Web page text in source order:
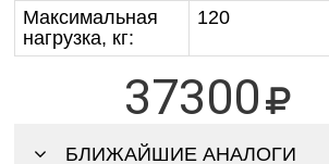
Максимальная
нагрузка, кг:
120
37300
БЛИЖАЙШИЕ АНАЛОГИ